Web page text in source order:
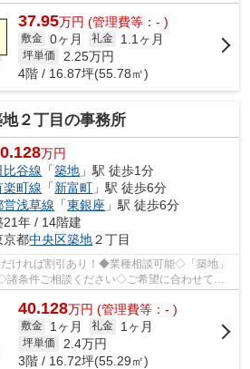
◇お気軽にお問い...
37.95万円 (管理費等：- )
敷金 0ヶ月 礼金 1.1ヶ月
坪単価 2.25万円
4階 / 16.87坪(55.78㎡)
２丁目の事務所
万円
比谷線 「築地 」駅 徒歩1分
楽町線 「新富町 」駅 徒歩6分
営浅草線 「東銀座 」駅 徒歩6分
21年 / 14階建
京都中央区築地２丁目
ければ割引あり！◆業種相談可能◇「築地」
条件ご相談ください◇ご希望に合わせて物
にお問い合わせ...
40.128万円 (管理費等：- )
敷金 1ヶ月 礼金 1ヶ月
坪単価 2.4万円
3階 / 16.72坪(55.29㎡)